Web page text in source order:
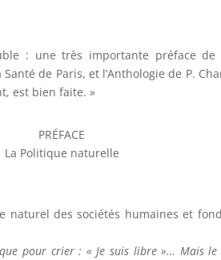
: une très importante préface de
de Paris, et l’Anthologie de P.
est bien faite. »
PRÉFACE
La Politique naturelle
naturel des sociétés humaines et
pour crier : « Je suis libre »… Mais